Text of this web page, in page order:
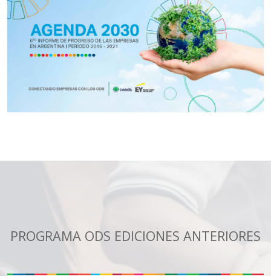
PROGRAMA ODS EDICIONES ANTERIORES